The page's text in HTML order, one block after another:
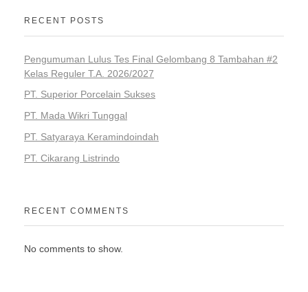
RECENT POSTS
Pengumuman Lulus Tes Final Gelombang 8 Tambahan #2
Kelas Reguler T.A. 2026/2027
PT. Superior Porcelain Sukses
PT. Mada Wikri Tunggal
PT. Satyaraya Keramindoindah
PT. Cikarang Listrindo
RECENT COMMENTS
No comments to show.